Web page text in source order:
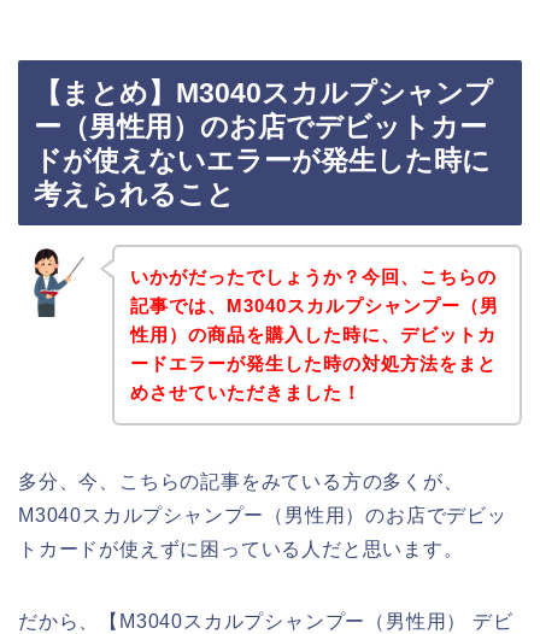
【まとめ】M3040スカルプシャンプ
ー（男性用）のお店でデビットカー
ドが使えないエラーが発生した時に
考えられること
いかがだったでしょうか？今回、こちらの
記事では、M3040スカルプシャンプー（男
性用）の商品を購入した時に、デビットカ
ードエラーが発生した時の対処方法をまと
めさせていただきました！
多分、今、こちらの記事をみている方の多くが、
M3040スカルプシャンプー（男性用）のお店でデビッ
トカードが使えずに困っている人だと思います。
だから、【M3040スカルプシャンプー（男性用） デビ